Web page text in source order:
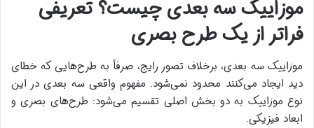
موزاییک سه بعدی چیست؟ تعریفی
فراتر از یک طرح بصری
موزاییک سه بعدی، برخلاف تصور رایج، صرفاً به طرح‌هایی که خطای
دید ایجاد می‌کنند محدود نمی‌شود. مفهوم واقعی سه بعدی در این
نوع موزاییک به دو بخش اصلی تقسیم می‌شود: طرح‌های بصری و
ابعاد فیزیکی.